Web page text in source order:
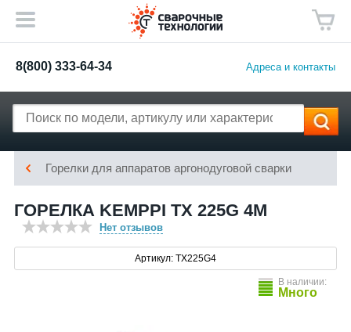
8(800) 333-64-34 Адреса и контакты
Горелки для аппаратов аргонодуговой сварки
ГОРЕЛКА KEMPPI TX 225G 4M
Нет отзывов
Артикул: TX225G4
В наличии:
Много